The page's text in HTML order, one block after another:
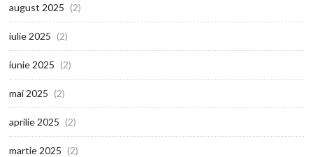
august 2025 (2)
iulie 2025 (2)
iunie 2025 (2)
mai 2025 (2)
aprilie 2025 (2)
martie 2025 (2)